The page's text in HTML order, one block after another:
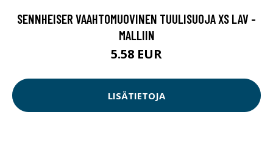
SENNHEISER VAAHTOMUOVINEN TUULISUOJA XS LAV -
MALLIIN
5.58 EUR
LISÄTIETOJA